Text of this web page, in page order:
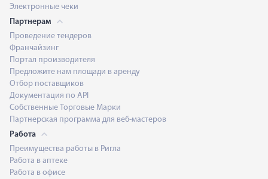
Электронные чеки
Партнерам
Проведение тендеров
Франчайзинг
Портал производителя
Предложите нам площади в аренду
Отбор поставщиков
Документация по API
Собственные Торговые Марки
Партнерская программа для веб-мастеров
Работа
Преимущества работы в Ригла
Работа в аптеке
Работа в офисе